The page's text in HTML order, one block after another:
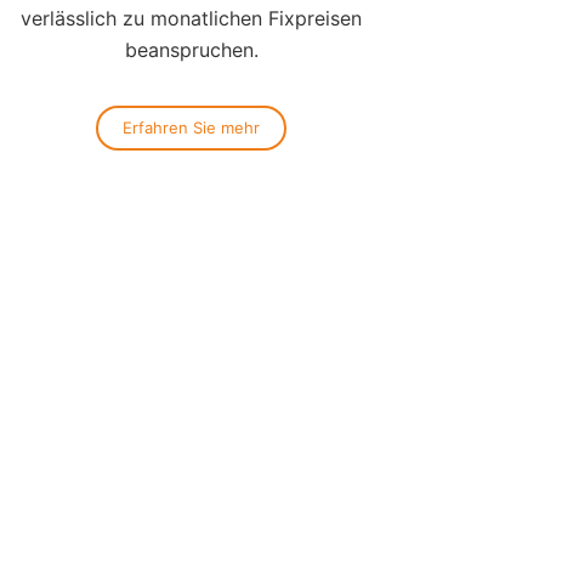
verlässlich zu monatlichen Fixpreisen
beanspruchen.
Erfahren Sie mehr